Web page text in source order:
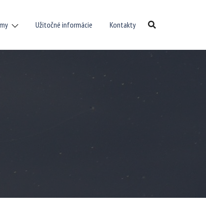
Užitočné informácie Kontakty